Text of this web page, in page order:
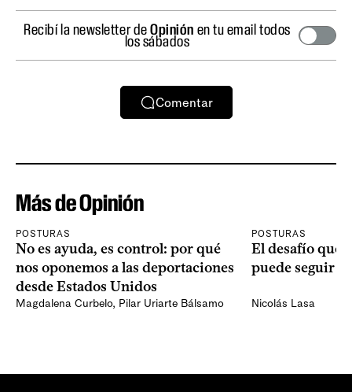
Recibí la newsletter deOpinión en tu email todos
los sábados
Comentar
Más de Opinión
POSTURAS
No es ayuda, es control: por qué
nos oponemos a las deportaciones
desde Estados Unidos
Magdalena Curbelo, Pilar Uriarte Bálsamo
POSTURAS
El desafío que
puede seguir
Nicolás Lasa